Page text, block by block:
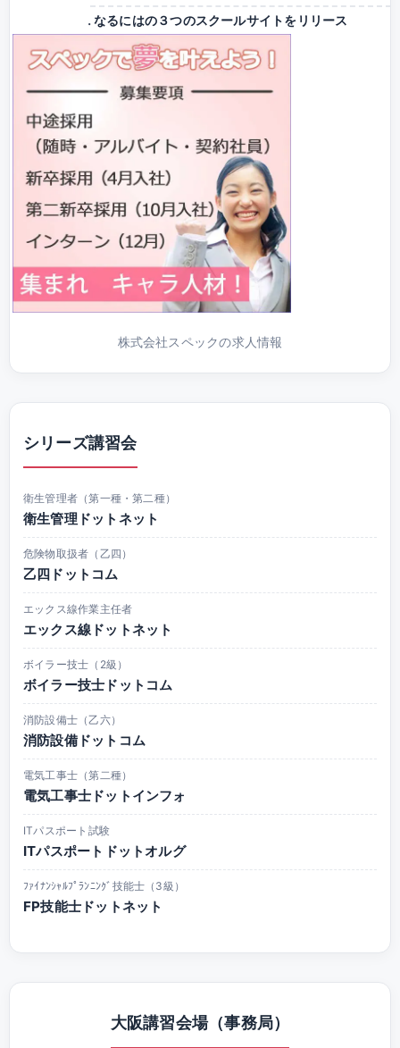
なるにはの３つのスクールサイトをリリース
株式会社スペックの求人情報
シリーズ講習会
衛生管理者（第一種・第二種）
衛生管理ドットネット
危険物取扱者（乙四）
乙四ドットコム
エックス線作業主任者
エックス線ドットネット
ボイラー技士（2級）
ボイラー技士ドットコム
消防設備士（乙六）
消防設備ドットコム
電気工事士（第二種）
電気工事士ドットインフォ
ITパスポート試験
ITパスポートドットオルグ
ﾌｧｲﾅﾝｼｬﾙﾌﾟﾗﾝﾆﾝｸﾞ技能士（3級）
FP技能士ドットネット
大阪講習会場（事務局）